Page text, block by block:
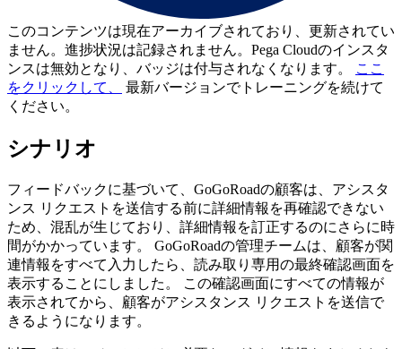
このコンテンツは現在アーカイブされており、更新されてい
ません。進捗状況は記録されません。Pega Cloudのインスタ
ンスは無効となり、バッジは付与されなくなります。
ここ
をクリックして、
最新バージョンでトレーニングを続けて
ください。
シナリオ
フィードバックに基づいて、GoGoRoadの顧客は、アシスタ
ンス リクエストを送信する前に詳細情報を再確認できない
ため、混乱が生じており、詳細情報を訂正するのにさらに時
間がかかっています。 GoGoRoadの管理チームは、顧客が関
連情報をすべて入力したら、読み取り専用の最終確認画面を
表示することにしました。 この確認画面にすべての情報が
表示されてから、顧客がアシスタンス リクエストを送信で
きるようになります。